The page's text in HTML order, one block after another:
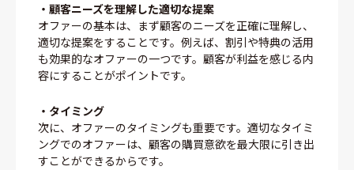
・顧客ニーズを理解した適切な提案
オファーの基本は、まず顧客のニーズを正確に理解し、
適切な提案をすることです。例えば、割引や特典の活用
も効果的なオファーの一つです。顧客が利益を感じる内
容にすることがポイントです。
・タイミング
次に、オファーのタイミングも重要です。適切なタイミ
ングでのオファーは、顧客の購買意欲を最大限に引き出
すことができるからです。